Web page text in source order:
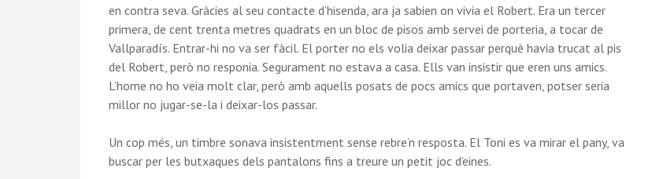
en contra seva. Gràcies al seu contacte d’hisenda, ara ja sabien on vivia el Robert. Era un tercer
primera, de cent trenta metres quadrats en un bloc de pisos amb servei de porteria, a tocar de
Vallparadís. Entrar-hi no va ser fàcil. El porter no els volia deixar passar perquè havia trucat al pis
del Robert, però no responia. Segurament no estava a casa. Ells van insistir que eren uns amics.
L’home no ho veia molt clar, però amb aquells posats de pocs amics que portaven, potser seria
millor no jugar-se-la i deixar-los passar.
Un cop més, un timbre sonava insistentment sense rebre’n resposta. El Toni es va mirar el pany, va
buscar per les butxaques dels pantalons fins a treure un petit joc d’eines.